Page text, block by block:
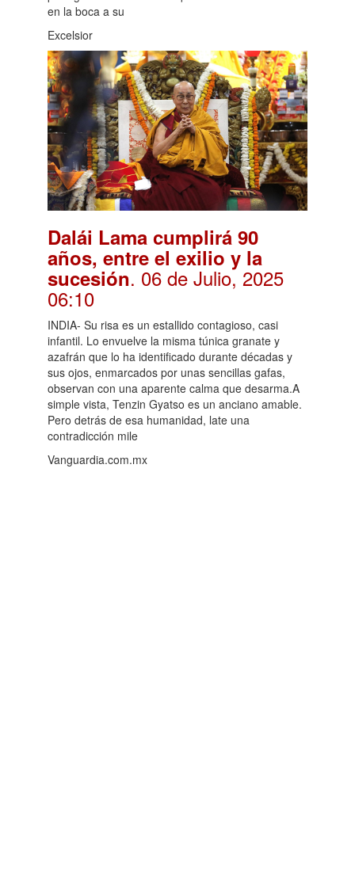
en la boca a su
Excelsior
Dalái Lama cumplirá 90
años, entre el exilio y la
sucesión. 06 de Julio, 2025
06:10
INDIA- Su risa es un estallido contagioso, casi
infantil. Lo envuelve la misma túnica granate y
azafrán que lo ha identificado durante décadas y
sus ojos, enmarcados por unas sencillas gafas,
observan con una aparente calma que desarma.A
simple vista, Tenzin Gyatso es un anciano amable.
Pero detrás de esa humanidad, late una
contradicción mile
Vanguardia.com.mx